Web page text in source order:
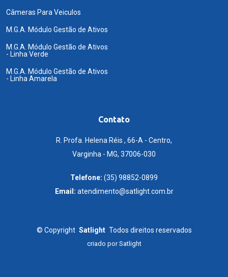
Câmeras Para Veiculos
M.G.A. Módulo Gestão de Ativos
M.G.A. Módulo Gestão de Ativos
- Linha Verde
M.G.A. Módulo Gestão de Ativos
- Linha Amarela
Contato
R. Profa. Helena Réis , 66-A - Centro,
Varginha - MG, 37006-030
Telefone: (35) 98852-0899
Email: atendimento@satlight.com.br
© Copyright Satlight Todos direitos reservados
criado porSatlight